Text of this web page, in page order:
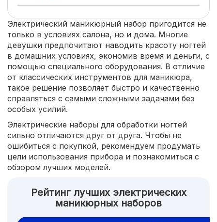
Электрический маникюрный набор пригодится не
только в условиях салона, но и дома. Многие
девушки предпочитают наводить красоту ногтей
в домашних условиях, экономив время и деньги, с
помощью специального оборудования. В отличие
от классических инструментов для маникюра,
такое решение позволяет быстро и качественно
справляться с самыми сложными задачами без
особых усилий.
Электрические наборы для обработки ногтей
сильно отличаются друг от друга. Чтобы не
ошибиться с покупкой, рекомендуем продумать
цели использования прибора и познакомиться с
обзором лучших моделей.
Рейтинг лучших электрических
маникюрных наборов